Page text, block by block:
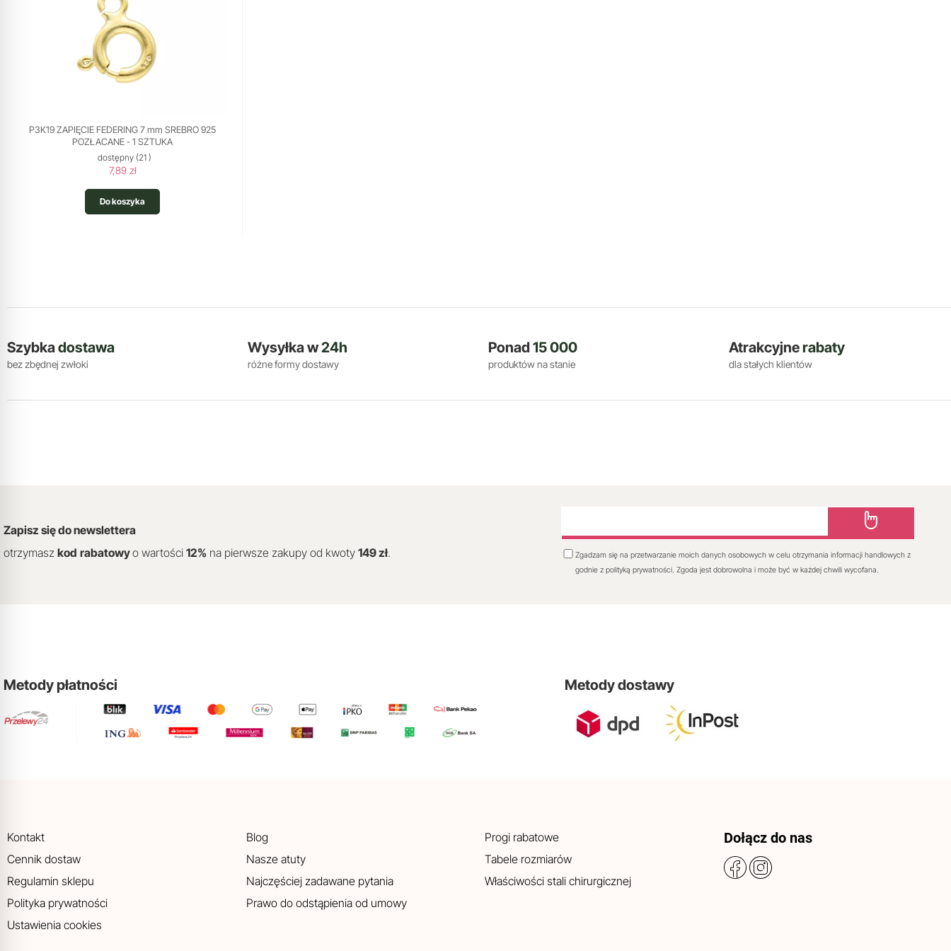
P3K19 ZAPIĘCIE FEDERING 7 mm SREBRO 925
POZŁACANE - 1 SZTUKA
dostępny(21 )
7,89 zł
Do koszyka
Szybkadostawa
bez zbędnej zwłoki
Wysyłka w24h
różne formy dostawy
Ponad 15 000
produktów na stanie
Atrakcyjnerabaty
dla stałych klientów
Zapisz się do newslettera
otrzymasz kod rabatowyo wartości 12% na pierwsze zakupy od kwoty 149 zł.
Zgadzam się na przetwarzanie moich danych osobowych w celu otrzymania informacji handlowych z
godnie z polityką prywatności. Zgoda jest dobrowolna i może być w każdej chwili wycofana.
Metody płatności Metody dostawy
Kontakt
Cennik dostaw
Regulamin sklepu
Polityka prywatności
Ustawienia cookies
Blog
Nasze atuty
Najczęściej zadawane pytania
Prawo do odstąpienia od umowy
Progi rabatowe
Tabele rozmiarów
Właściwości stali chirurgicznej
Dołącz do nas